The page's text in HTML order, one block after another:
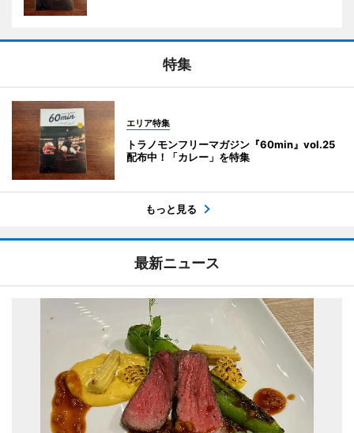
特集
エリア特集
トラノモンフリーマガジン『60min』vol.25
配布中！「カレー」を特集
もっと見る
最新ニュース